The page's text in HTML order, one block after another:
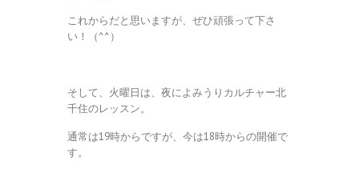
これからだと思いますが、ぜひ頑張って下さ
い！（^^）
そして、火曜日は、夜によみうりカルチャー北
千住のレッスン。
通常は19時からですが、今は18時からの開催で
す。